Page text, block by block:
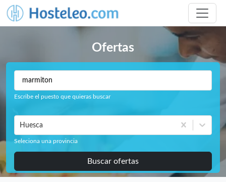
Ofertas
Escribe el puesto que quieras buscar
Huesca
Seleciona una provincia
Buscar ofertas